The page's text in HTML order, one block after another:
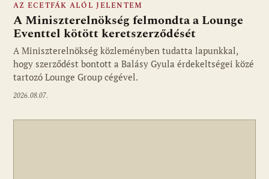
Fotó: media1.hu
AZ ECETFÁK ALÓL JELENTEM
A Miniszterelnökség felmondta a Lounge
Eventtel kötött keretszerződését
A Miniszterelnökség közleményben tudatta lapunkkal,
hogy szerződést bontott a Balásy Gyula érdekeltségei közé
tartozó Lounge Group cégével.
2026.08.07.